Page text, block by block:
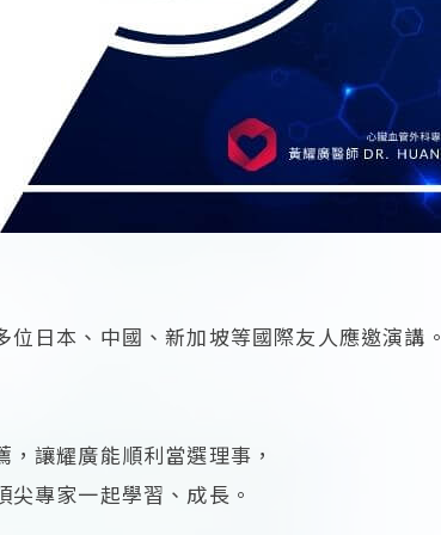
日本、中國、新加坡等國際友人應邀演講。
讓耀廣能順利當選理事，
專家一起學習、成長。